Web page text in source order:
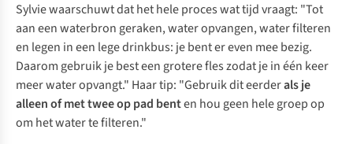
Sylvie waarschuwt dat het hele proces wat tijd vraagt: "Tot
aan een waterbron geraken, water opvangen, water filteren
en legen in een lege drinkbus: je bent er even mee bezig.
Daarom gebruik je best een grotere fles zodat je in één keer
meer water opvangt." Haar tip: "Gebruik dit eerderals je
alleen of met twee op pad benten hou geen hele groep op
om het water te filteren."